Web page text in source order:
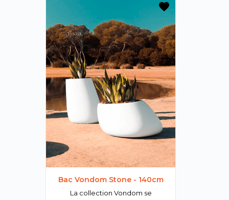
Bac Vondom Stone - 140cm
La collection Vondom se
favorite